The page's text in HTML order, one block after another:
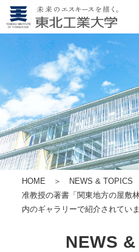
HOME ＞ NEWS & TOPICS
准教授の著書「関東地方の屋敷
内のギャラリーで紹介されてい
NEWS